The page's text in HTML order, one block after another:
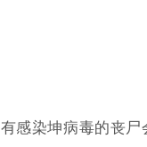
感染坤病毒的丧尸